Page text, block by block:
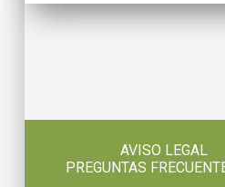
AVISO LEGAL
PREGUNTAS